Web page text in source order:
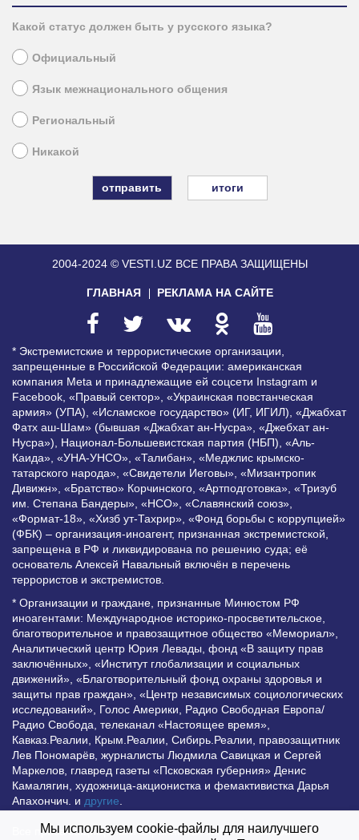
Какой статус должен быть у русского языка?
Официальный
Язык межнационального общения
Региональный
Никакой
итоги
2004-2024 © VESTI.UZ ВСЕ ПРАВА ЗАЩИЩЕНЫ
ГЛАВНАЯ РЕКЛАМА НА САЙТЕ
* Экстремистские и террористические организации,
запрещенные в Российской Федерации: американская
компания Meta и принадлежащие ей соцсети Instagram и
Facebook, «Правый сектор», «Украинская повстанческая
армия» (УПА), «Исламское государство» (ИГ, ИГИЛ), «Джабхат
Фатх аш-Шам» (бывшая «Джабхат ан-Нусра», «Джебхат ан-
Нусра»), Национал-Большевистская партия (НБП), «Аль-
Каида», «УНА-УНСО», «Талибан», «Меджлис крымско-
татарского народа», «Свидетели Иеговы», «Мизантропик
Дивижн», «Братство» Корчинского, «Артподготовка», «Тризуб
им. Степана Бандеры», «НСО», «Славянский союз»,
«Формат-18», «Хизб ут-Тахрир», «Фонд борьбы с коррупцией»
(ФБК) – организация-иноагент, признанная экстремистской,
запрещена в РФ и ликвидирована по решению суда; её
основатель Алексей Навальный включён в перечень
террористов и экстремистов.
* Организации и граждане, признанные Минюстом РФ
иноагентами: Международное историко-просветительское,
благотворительное и правозащитное общество «Мемориал»,
Аналитический центр Юрия Левады, фонд «В защиту прав
заключённых», «Институт глобализации и социальных
движений», «Благотворительный фонд охраны здоровья и
защиты прав граждан», «Центр независимых социологических
исследований», Голос Америки, Радио Свободная Европа/
Радио Свобода, телеканал «Настоящее время»,
Кавказ.Реалии, Крым.Реалии, Сибирь.Реалии, правозащитник
Лев Пономарёв, журналисты Людмила Савицкая и Сергей
Маркелов, главред газеты «Псковская губерния» Денис
Камалягин, художница-акционистка и фемактивистка Дарья
Апахончич. и другие
Все права защищены и охраняются законом. Любое
Мы используем cookie-файлы для наилучшего